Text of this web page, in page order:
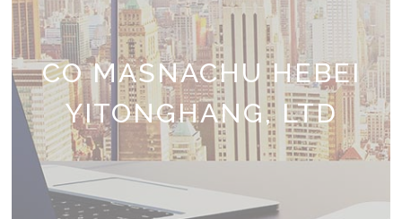
CO MASNACHU HEBEI
YITONGHANG, LTD